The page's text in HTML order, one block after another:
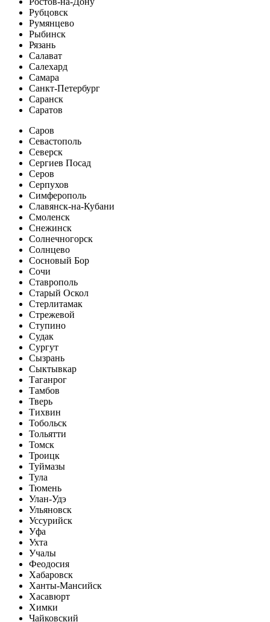
Рубцовск
Румянцево
Рыбинск
Рязань
Салават
Салехард
Самара
Санкт-Петербург
Саранск
Саратов
Саров
Севастополь
Северск
Сергиев Посад
Серов
Серпухов
Симферополь
Славянск-на-Кубани
Смоленск
Снежинск
Солнечногорск
Солнцево
Сосновый Бор
Сочи
Ставрополь
Старый Оскол
Стерлитамак
Стрежевой
Ступино
Судак
Сургут
Сызрань
Сыктывкар
Таганрог
Тамбов
Тверь
Тихвин
Тобольск
Тольятти
Томск
Троицк
Туймазы
Тула
Тюмень
Улан-Удэ
Ульяновск
Уссурийск
Уфа
Ухта
Учалы
Феодосия
Хабаровск
Ханты-Мансийск
Хасавюрт
Химки
Чайковский